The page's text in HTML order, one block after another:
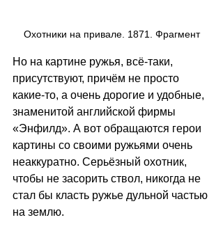
Охотники на привале. 1871. Фрагмент
Но на картине ружья, всё-таки,
присутствуют, причём не просто
какие-то, а очень дорогие и удобные,
знаменитой английской фирмы
«Энфилд». А вот обращаются герои
картины со своими ружьями очень
неаккуратно. Серьёзный охотник,
чтобы не засорить ствол, никогда не
стал бы класть ружье дульной частью
на землю.